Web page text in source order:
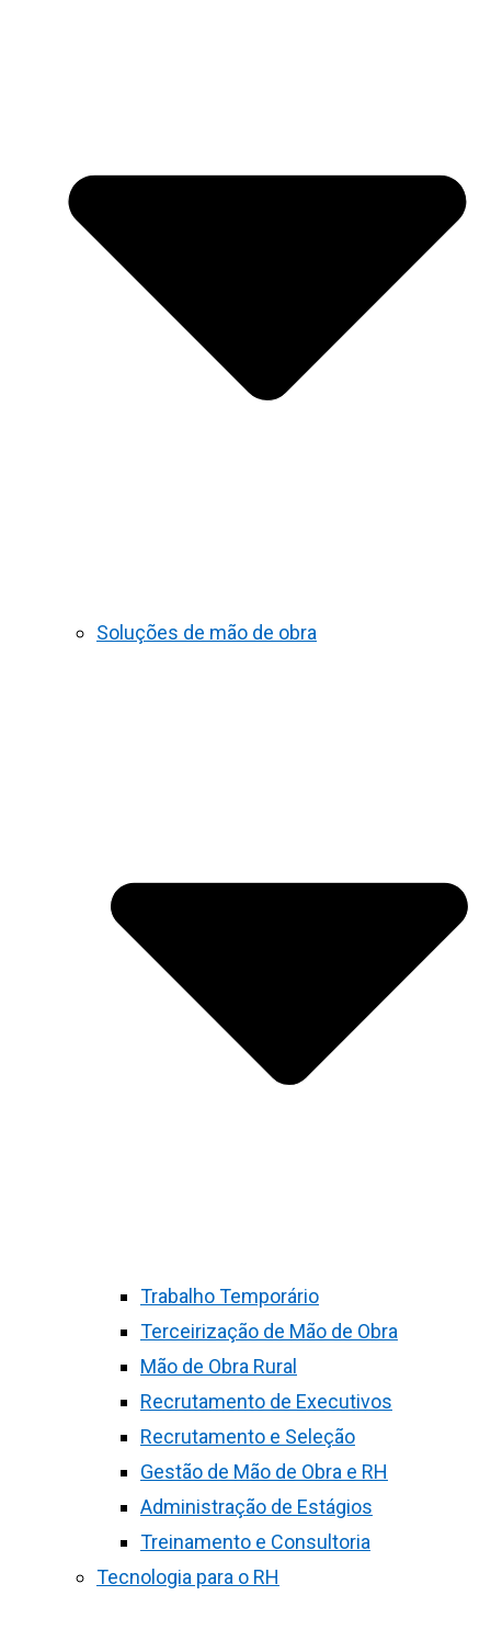
Soluções de mão de obra
Trabalho Temporário
Terceirização de Mão de Obra
Mão de Obra Rural
Recrutamento de Executivos
Recrutamento e Seleção
Gestão de Mão de Obra e RH
Administração de Estágios
Treinamento e Consultoria
Tecnologia para o RH